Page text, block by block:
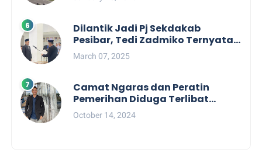
Tahun 2025
Dilantik Jadi Pj Sekdakab
Pesibar, Tedi Zadmiko Ternyata
Punya Rekam Jejak Gemilang
March 07, 2025
Camat Ngaras dan Peratin
Pemerihan Diduga Terlibat
Politik Praktis, Mahasiswa
Pesibar Desak Bawaslu
October 14, 2024